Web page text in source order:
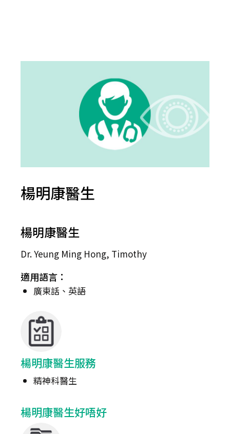
楊明康醫生
楊明康醫生
Dr. Yeung Ming Hong, Timothy
適用語言：
廣東話、英語
楊明康醫生服務
精神科醫生
楊明康醫生好唔好